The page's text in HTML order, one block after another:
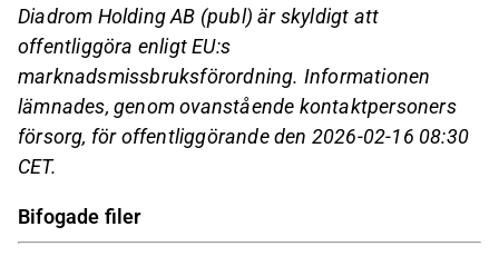
Diadrom Holding AB (publ) är skyldigt att
offentliggöra enligt EU:s
marknadsmissbruksförordning. Informationen
lämnades, genom ovanstående kontaktpersoners
försorg, för offentliggörande den 2026-02-16 08:30
CET.
Bifogade filer